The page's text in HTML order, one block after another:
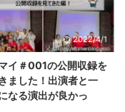
2022/4/1
イ＃001の公開収録を
ました！出演者と一
なる演出が良かっ